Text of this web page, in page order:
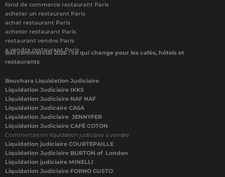
fond de commerce restaurant Paris
acheter un restaurant Paris
achat restaurant Paris
acheter restaurant Paris
restaurant vendre Paris
a vendre restaurant Paris
Bail commercial 2026 : ce qui change pour les cafés, hôtels et
restaurants
Bouchara Liquidation Judiciaire
Liquidation Judiciaire IKKS
Liquidation Judiciaire NAF NAF
Liquidation Judicaire CASA
Liquidation Judiciaire JENNYFER
Liquidation Judiciaire CAFÉ COTON
Commerces en liquidation judiciaire à vendre
Liquidation judiciaire COURTEPAILLE
Liquidation Judiciaire BURTON of London
Liquidation judiciaire MINELLI
Liquidation Judiciaire FORNO GUSTO